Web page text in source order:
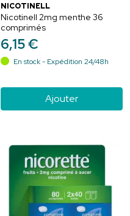
NICOTINELL
Nicotinell 2mg menthe 36
comprimés
6,15€
En stock - Expédition 24/48h
Ajouter